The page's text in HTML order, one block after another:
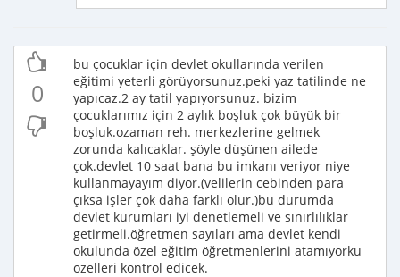
0
bu çocuklar için devlet okullarında verilen
eğitimi yeterli görüyorsunuz.peki yaz tatilinde ne
yapıcaz.2 ay tatil yapıyorsunuz. bizim
çocuklarımız için 2 aylık boşluk çok büyük bir
boşluk.ozaman reh. merkezlerine gelmek
zorunda kalıcaklar. şöyle düşünen ailede
çok.devlet 10 saat bana bu imkanı veriyor niye
kullanmayayım diyor.(velilerin cebinden para
çıksa işler çok daha farklı olur.)bu durumda
devlet kurumları iyi denetlemeli ve sınırlılıklar
getirmeli.öğretmen sayıları ama devlet kendi
okulunda özel eğitim öğretmenlerini atamıyorku
özelleri kontrol edicek.